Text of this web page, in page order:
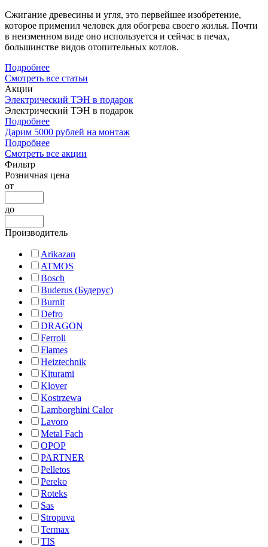
Сжигание древесины и угля, это первейшее изобретение,
которое применил человек для обогрева своего жилья. Почти
в неизменном виде оно используется и сейчас в печах,
большинстве видов отопительных котлов.
Подробнее
Смотреть все статьи
Акции
Электрический ТЭН в подарок
Электрический ТЭН в подарок
Подробнее
Дарим 5000 рублей на монтаж
Подробнее
Смотреть все акции
Фильтр
Розничная цена
от
до
Производитель
Arikazan
ATMOS
Bosch
Buderus (Будерус)
Burnit
Defro
DRAGON
Ferroli
Flames
Heiztechnik
Kiturami
Klover
Kostrzewa
Lamborghini Calor
Lavoro
Metal Fach
OPOP
PARTNER
Pelletos
Pereko
Roteks
Sas
Stropuva
Termax
TIS